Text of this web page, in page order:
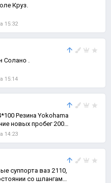
Круз.
15:32
Солано .
15:14
14:23
суппорта ваз 2110,
со шлангами